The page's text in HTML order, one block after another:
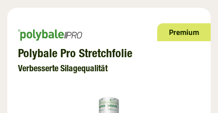
Premium
Polybale Pro Stretchfolie
Verbesserte Silagequalität